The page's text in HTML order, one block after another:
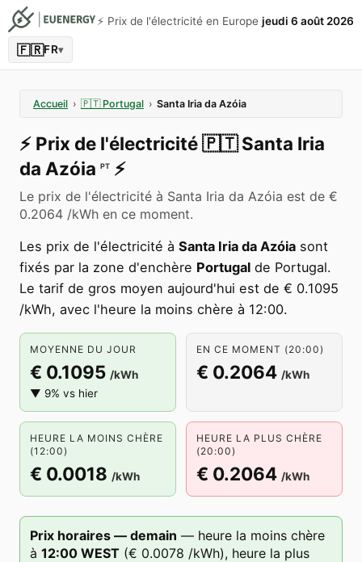
⚡️ Prix de l'électricité en Europe jeudi 6 août 2026
🇫🇷FR▾
Accueil › 🇵🇹 Portugal › Santa Iria da Azóia
⚡️ Prix de l'électricité🇵🇹 Santa Iria
da Azóia PT ⚡️
Le prix de l'électricité à Santa Iria da Azóia est de €
0.2064 /kWh en ce moment.
Les prix de l'électricité à Santa Iria da Azóia sont
fixés par la zone d'enchère Portugal de Portugal.
Le tarif de gros moyen aujourd'hui est de € 0.1095
/kWh, avec l'heure la moins chère à 12:00.
MOYENNE DU JOUR
€ 0.1095 /kWh
▼ 9% vs hier
EN CE MOMENT (20:00)
€ 0.2064 /kWh
HEURE LA MOINS CHÈRE
(12:00)
€ 0.0018 /kWh
HEURE LA PLUS CHÈRE
(20:00)
€ 0.2064 /kWh
Prix horaires — demain — heure la moins chère
à 12:00 WEST (€ 0.0078 /kWh), heure la plus